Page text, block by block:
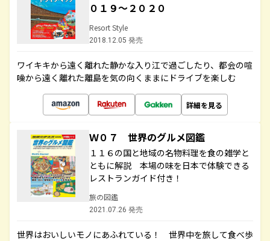
０１９～２０２０
Resort Style
2018.12.05 発売
ワイキキから遠く離れた静かな入り江で過ごしたり、都会の喧
噪から遠く離れた離島を気の向くままにドライブを楽しむ
詳細を見る
Ｗ０７ 世界のグルメ図鑑
１１６の国と地域の名物料理を食の雑学と
ともに解説 本場の味を日本で体験できる
レストランガイド付き！
旅の図鑑
2021.07.26 発売
世界はおいしいモノにあふれている！ 世界中を旅して食べ歩